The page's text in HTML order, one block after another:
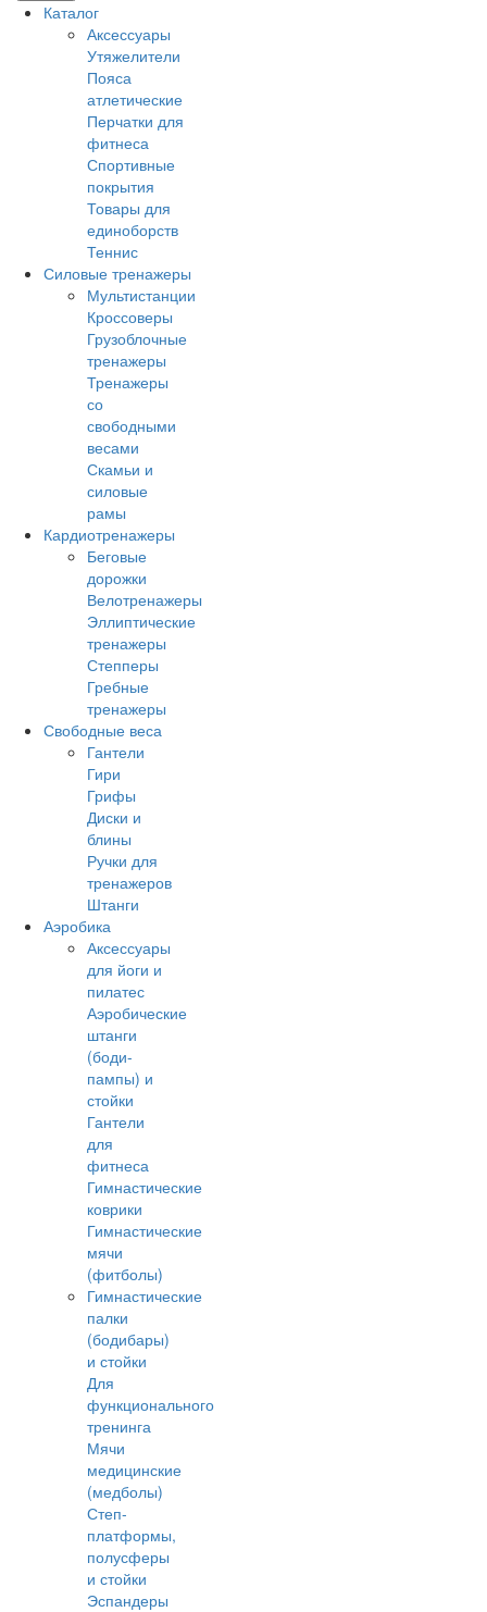
Каталог
Аксессуары
Утяжелители
Пояса
атлетические
Перчатки для
фитнеса
Спортивные
покрытия
Товары для
единоборств
Теннис
Силовые тренажеры
Мультистанции
Кроссоверы
Грузоблочные
тренажеры
Тренажеры
со
свободными
весами
Скамьи и
силовые
рамы
Кардиотренажеры
Беговые
дорожки
Велотренажеры
Эллиптические
тренажеры
Степперы
Гребные
тренажеры
Свободные веса
Гантели
Гири
Грифы
Диски и
блины
Ручки для
тренажеров
Штанги
Аэробика
Аксессуары
для йоги и
пилатес
Аэробические
штанги
(боди-
пампы) и
стойки
Гантели
для
фитнеса
Гимнастические
коврики
Гимнастические
мячи
(фитболы)
Гимнастические
палки
(бодибары)
и стойки
Для
функционального
тренинга
Мячи
медицинские
(медболы)
Степ-
платформы,
полусферы
и стойки
Эспандеры